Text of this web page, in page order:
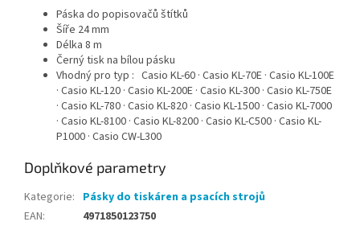
Páska do popisovačů štítků
Šíře 24 mm
Délka 8 m
Černý tisk na bílou pásku
Vhodný pro typ : Casio KL-60 · Casio KL-70E · Casio KL-100E
· Casio KL-120 · Casio KL-200E · Casio KL-300 · Casio KL-750E
· Casio KL-780 · Casio KL-820 · Casio KL-1500 · Casio KL-7000
· Casio KL-8100 · Casio KL-8200 · Casio KL-C500 · Casio KL-
P1000 · Casio CW-L300
Doplňkové parametry
Kategorie: Pásky do tiskáren a psacích strojů
EAN: 4971850123750